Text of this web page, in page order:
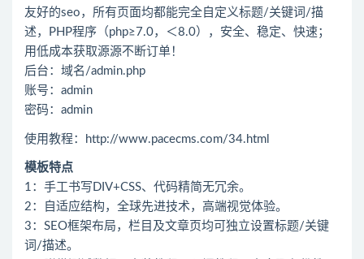
友好的seo，所有页面均都能完全自定义标题/关键词/描
述，PHP程序（php≥7.0，＜8.0），安全、稳定、快速；
用低成本获取源源不断订单！
后台：域名/admin.php
账号：admin
密码：admin
使用教程：http://www.pacecms.com/34.html
模板特点
1：手工书写DIV+CSS、代码精简无冗余。
2：自适应结构，全球先进技术，高端视觉体验。
3：SEO框架布局，栏目及文章页均可独立设置标题/关键
词/描述。